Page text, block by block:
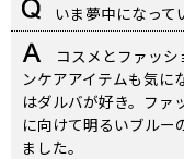
いま夢中になって
コスメとファッ
ンケアアイテムも気に
はダルバが好き。ファ
に向けて明るいブルー
ました。